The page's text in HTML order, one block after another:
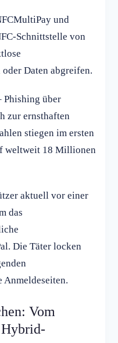
und
Schnittstelle von
Daten abgreifen.
Phishing über
zur ernsthaften
stiegen im ersten
weltweit 18 Millionen
aktuell vor einer
das
Die Täter locken
Anmeldeseiten.
Vom
Hybrid-